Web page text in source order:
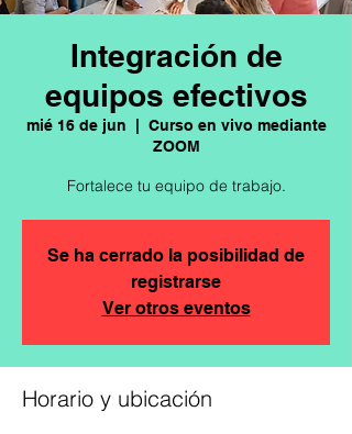
Integración de
equipos efectivos
mié 16 de jun
Curso en vivo mediante
ZOOM
Fortalece tu equipo de trabajo.
Se ha cerrado la posibilidad de
registrarse
Ver otros eventos
Horario y ubicación